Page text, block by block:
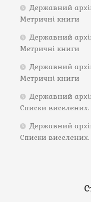
Державний
Метричні книги
Державний
Метричні книги
Державний
Метричні книги
Державний
Списки виселених.
Державний
Списки виселених.